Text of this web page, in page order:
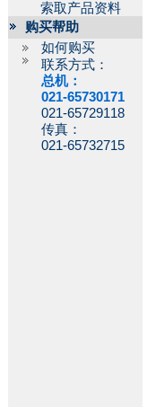
索取产品资料
购买帮助
如何购买
联系方式：
总机：
021-65730171
021-65729118
传真：
021-65732715